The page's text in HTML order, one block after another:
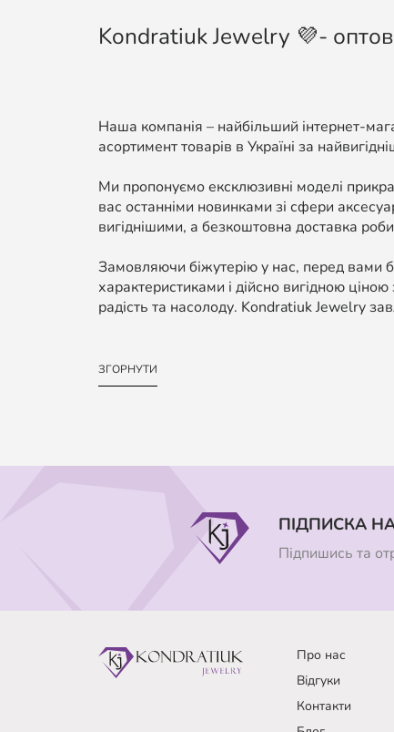
Kondratiuk Jewelry 💜-
Наша компанія – найбільший інтернет-
асортимент товарів в Україні за
Ми пропонуємо ексклюзивні моделі
вас останніми новинками зі сфери
вигіднішими, а безкоштовна доставка
Замовляючи біжутерію у нас, перед вами
характеристиками і дійсно вигідною
радість та насолоду. Kondratiuk Jewelry
ЗГОРНУТИ
ПІДПИСКА
Підпишись та
Про нас
Відгуки
Контакти